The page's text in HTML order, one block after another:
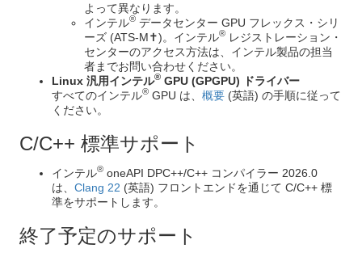
よって異なります。
インテル® データセンター GPU フレックス・シリ
ーズ (ATS-M✝)。インテル® レジストレーション・
センターのアクセス方法は、インテル製品の担当
者までお問い合わせください。
Linux 汎用インテル® GPU (GPGPU) ドライバー
すべてのインテル® GPU は、 概要 (英語) の手順に従って
ください。
C/C++ 標準サポート
インテル® oneAPI DPC++/C++ コンパイラー 2026.0
は、 Clang 22 (英語) フロントエンドを通じて C/C++ 標
準をサポートします。
終了予定のサポート